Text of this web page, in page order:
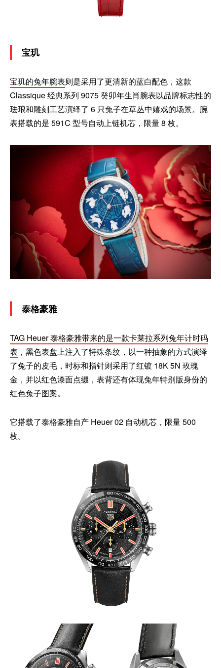
宝玑
宝玑的兔年腕表则是采用了更清新的蓝白配色，这款
Classique 经典系列 9075 癸卯年生肖腕表以品牌标志性的
珐琅和雕刻工艺演绎了 6 只兔子在草丛中嬉戏的场景。腕
表搭载的是 591C 型号自动上链机芯，限量 8 枚。
泰格豪雅
TAG Heuer 泰格豪雅带来的是一款卡莱拉系列兔年计时码
表 ，黑色表盘上注入了特殊条纹，以一种抽象的方式演绎
了兔子的皮毛，时标和指针则采用了红镀 18K 5N 玫瑰
金，并以红色漆面点缀，表背还有体现兔年特别版身份的
红色兔子图案。
它搭载了泰格豪雅自产 Heuer 02 自动机芯，限量 500
枚。